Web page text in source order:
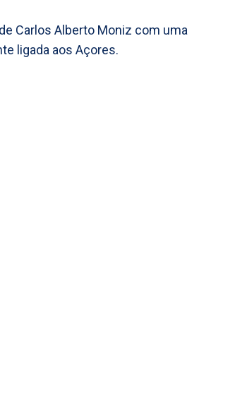
Carlos Alberto Moniz com uma
ligada aos Açores.